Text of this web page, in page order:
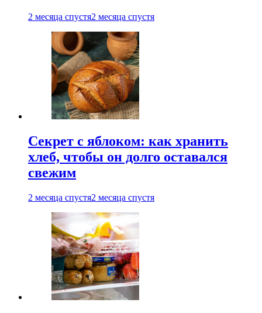
2 месяца спустя2 месяца спустя
Секрет с яблоком: как хранить
хлеб, чтобы он долго оставался
свежим
2 месяца спустя2 месяца спустя